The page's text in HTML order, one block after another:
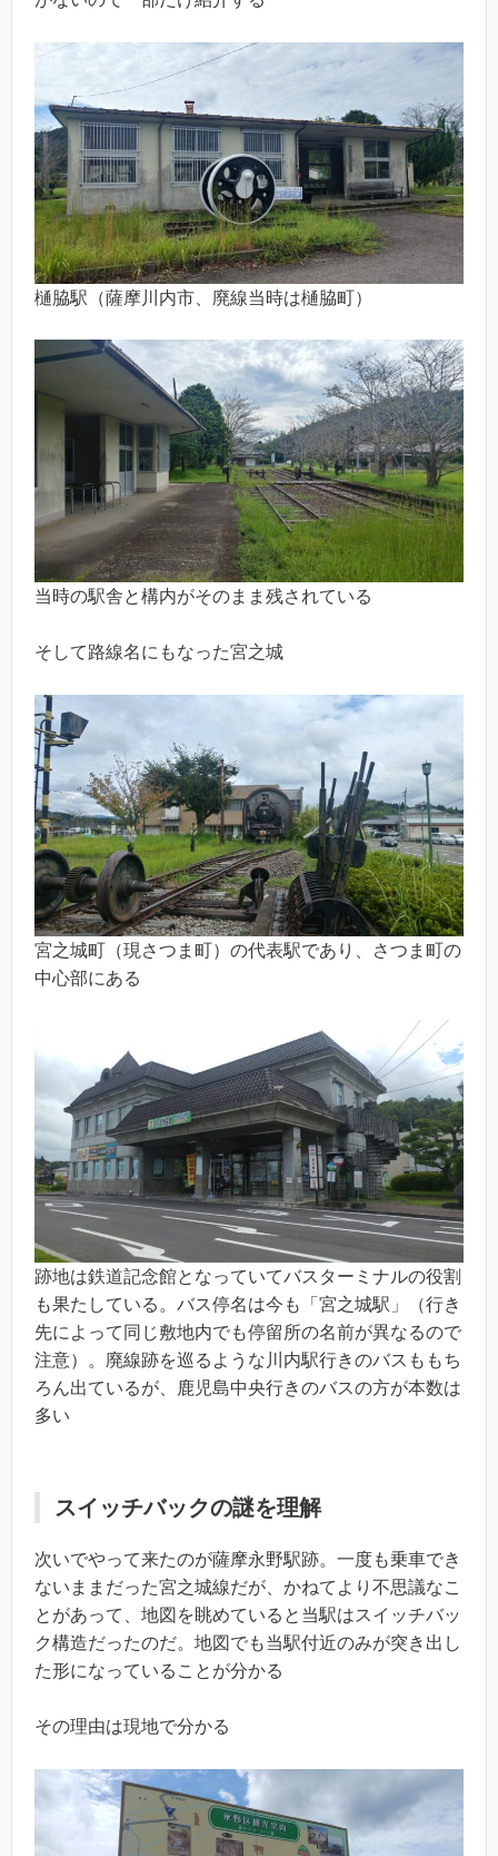
樋脇駅（薩摩川内市、廃線当時は樋脇町）
当時の駅舎と構内がそのまま残されている
そして路線名にもなった宮之城
宮之城町（現さつま町）の代表駅であり、さつま町の
中心部にある
跡地は鉄道記念館となっていてバスターミナルの役割
も果たしている。バス停名は今も「宮之城駅」（行き
先によって同じ敷地内でも停留所の名前が異なるので
注意）。廃線跡を巡るような川内駅行きのバスももち
ろん出ているが、鹿児島中央行きのバスの方が本数は
多い
スイッチバックの謎を理解
次いでやって来たのが薩摩永野駅跡。一度も乗車でき
ないままだった宮之城線だが、かねてより不思議なこ
とがあって、地図を眺めていると当駅はスイッチバッ
ク構造だったのだ。地図でも当駅付近のみが突き出し
た形になっていることが分かる
その理由は現地で分かる